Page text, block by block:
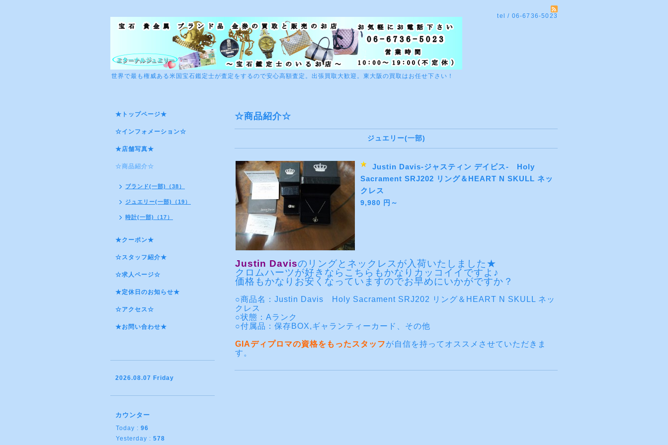
tel / 06-6736-5023
世界で最も権威ある米国宝石鑑定士が査定をするので安心高額査定。出張買取大歓迎。東大阪の買取はお任せ下さい！
☆商品紹介☆
ジュエリー(一部)
Justin Davis-ジャスティン デイビス- Holy
Sacrament SRJ202 リング＆HEART N SKULL ネッ
クレス
9,980 円～
Justin Davisのリングとネックレスが入荷いたしました★
クロムハーツが好きならこちらもかなりカッコイイですよ♪
価格もかなりお安くなっていますのでお早めにいかがですか？
○商品名：Justin Davis Holy Sacrament SRJ202 リング＆HEART N SKULL ネッ
クレス
○状態：Aランク
○付属品：保存BOX,ギャランティーカード、その他
GIAディプロマの資格をもったスタッフが自信を持ってオススメさせていただきま
す。
★トップページ★
☆インフォメーション☆
★店舗写真★
☆商品紹介☆
ブランド(一部)（38）
ジュエリー(一部)（19）
時計(一部)（17）
★クーポン★
☆スタッフ紹介★
☆求人ページ☆
★定休日のお知らせ★
☆アクセス☆
★お問い合わせ★
2026.08.07 Friday
カウンター
Today : 96
Yesterday : 578